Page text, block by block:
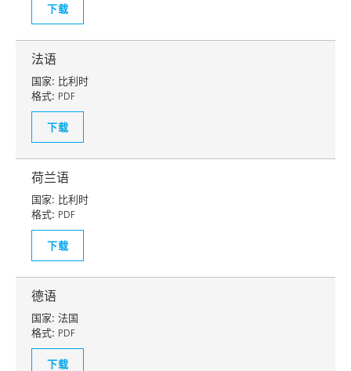
下载
法语
国家: 比利时
格式: PDF
下载
荷兰语
国家: 比利时
格式: PDF
下载
德语
国家: 法国
格式: PDF
下载